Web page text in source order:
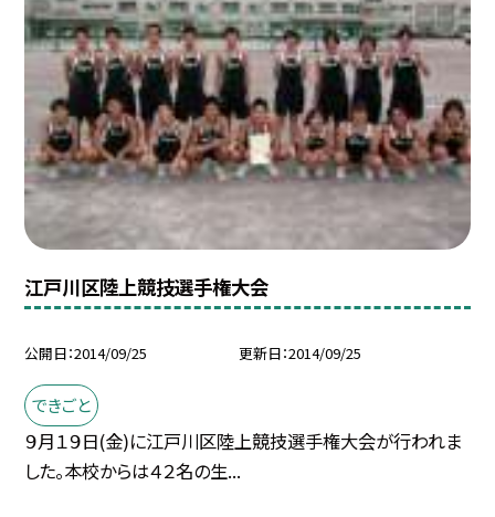
江戸川区陸上競技選手権大会
公開日 2014/09/25 更新日 2014/09/25
できごと
９月１９日(金)に江戸川区陸上競技選手権大会が行われま
した。本校からは４２名の生...